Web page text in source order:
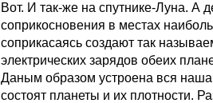
Вот. И так-же на спутнике-Луна. А
соприкосновения в местах
соприкасаясь создают так
электрических зарядов обеих
Даным образом устроена вся наша
состоят планеты и их плотности.